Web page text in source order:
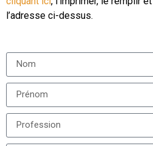
l’adresse ci-dessus.